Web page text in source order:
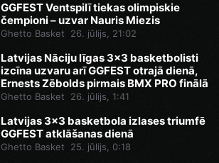
GGFEST Ventspilī tiekas olimpiskie
čempioni – uzvar Nauris Miezis
Ghetto Basket 26. jūlijs, 21:02
Latvijas Nāciju līgas 3x3 basketbolisti
izcīna uzvaru arī GGFEST otrajā dienā,
Ernests Zēbolds pirmais BMX PRO finālā
Ghetto Basket 26. jūlijs, 1:41
Latvijas 3x3 basketbola izlases triumfē
GGFEST atklāšanas dienā
Ghetto Basket 25. jūlijs, 0:18